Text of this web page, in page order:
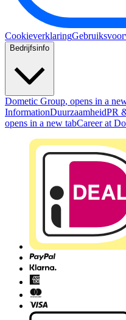
Cookieverklaring
Bedrijfsinfo
Dometic Group, opens in a
InformationDuurzaamheidPR
opens in a new tabCareer at